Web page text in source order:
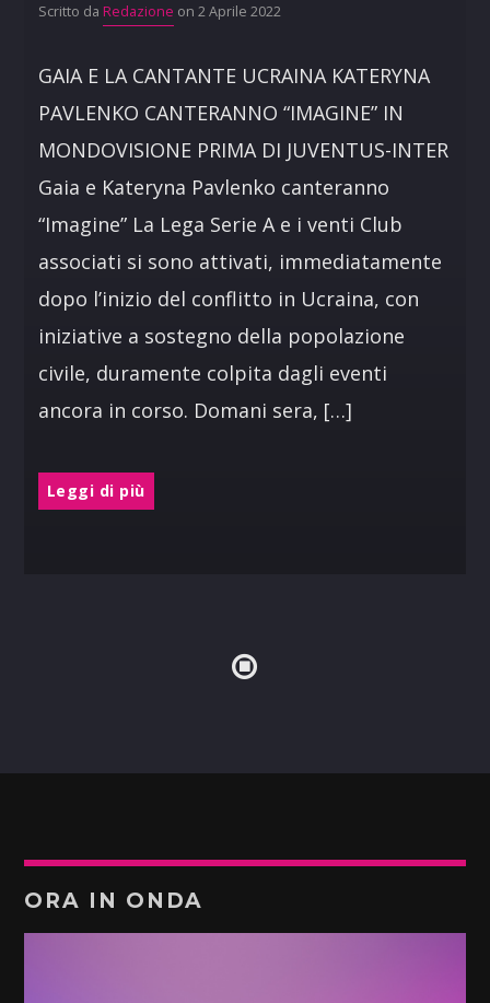
Scritto da Redazione on 2 Aprile 2022
GAIA E LA CANTANTE UCRAINA KATERYNA
PAVLENKO CANTERANNO “IMAGINE” IN
MONDOVISIONE PRIMA DI JUVENTUS-INTER
Gaia e Kateryna Pavlenko canteranno
“Imagine” La Lega Serie A e i venti Club
associati si sono attivati, immediatamente
dopo l’inizio del conflitto in Ucraina, con
iniziative a sostegno della popolazione
civile, duramente colpita dagli eventi
ancora in corso. Domani sera, […]
Leggi di più
ORA IN ONDA